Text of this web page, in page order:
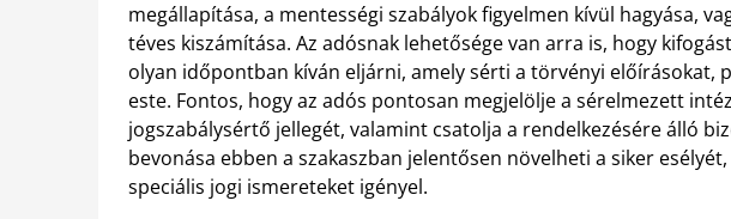
megállapítása, a mentességi szabályok figyelmen kívül hagyása,
téves kiszámítása. Az adósnak lehetősége van arra is, hogy
olyan időpontban kíván eljárni, amely sérti a törvényi előírásokat,
este. Fontos, hogy az adós pontosan megjelölje a sérelmezett
jogszabálysértő jellegét, valamint csatolja a rendelkezésére álló
bevonása ebben a szakaszban jelentősen növelheti a siker
speciális jogi ismereteket igényel.